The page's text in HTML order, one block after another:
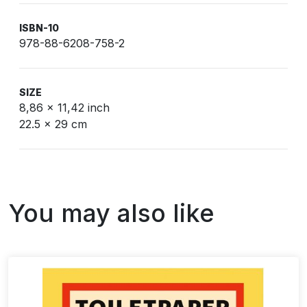
ISBN-10
978-88-6208-758-2
SIZE
8,86 x 11,42 inch
22.5 x 29 cm
You may also like